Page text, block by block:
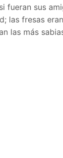
fueran sus
las fresas
las más